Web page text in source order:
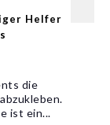
Helfer
die
ist ein...